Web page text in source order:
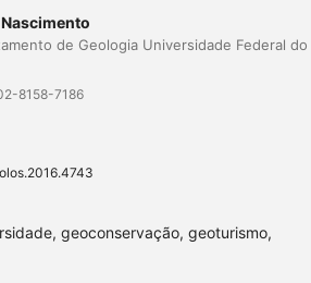
de Geologia Universidade Federal do
8158-7186
geoconservação, geoturismo,